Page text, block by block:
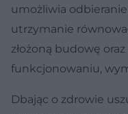
umożliwia
utrzymanie
złożoną budowę
funkcjonowaniu,
Dbając o zdrowie